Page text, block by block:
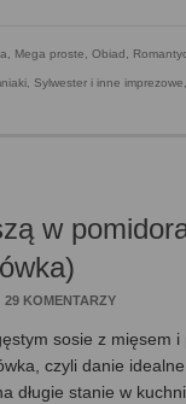
, Mega proste, Obiad,
, Sylwester i inne imprezowe,
w
29 KOMENTARZY
sosie z mięsem
czyli danie
długie stanie w